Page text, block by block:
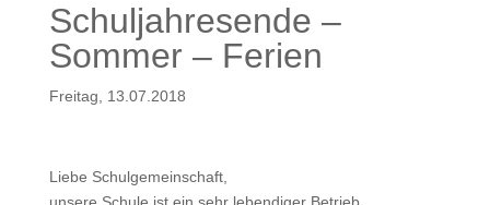
Schuljahresende –
Sommer – Ferien
Freitag, 13.07.2018
Liebe Schulgemeinschaft,